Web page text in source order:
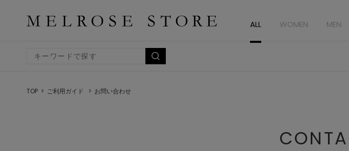
ALL WOMEN MEN
TOP ご利用ガイド お問い合わせ